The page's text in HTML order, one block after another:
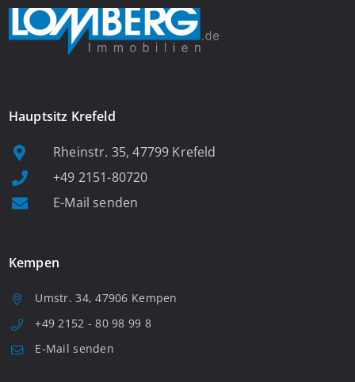
Hauptsitz Krefeld
Rheinstr. 35, 47799 Krefeld
+49 2151-80720
E-Mail senden
Kempen
Umstr. 34, 47906 Kempen
+49 2152 - 80 98 99 8
E-Mail senden